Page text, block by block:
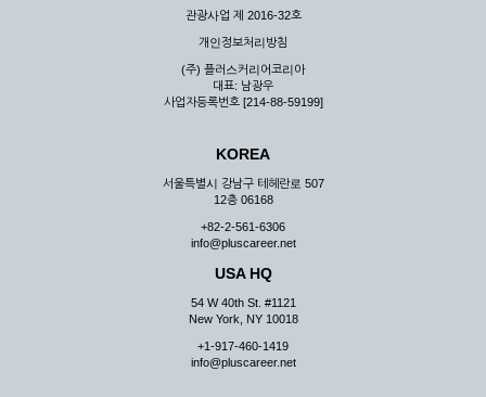
관광사업 제 2016-32호
개인정보처리방침
(주) 플러스커리어코리아
대표: 남광우
사업자등록번호 [214-88-59199]
KOREA
서울특별시 강남구 테헤란로 507
12층 06168
+82-2-561-6306
info@pluscareer.net
USA HQ
54 W 40th St. #1121
New York, NY 10018
+1-917-460-1419
info@pluscareer.net